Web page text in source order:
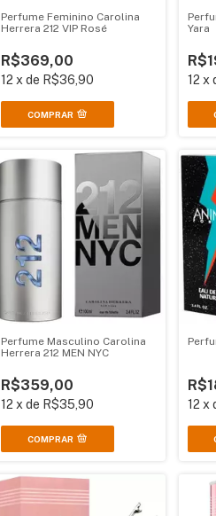
Perfume Feminino Carolina
Herrera 212 VIP Rosé
R$369,00
12 x de R$36,90
COMPRAR
Yara
12 x
Perfume Masculino Carolina
Herrera 212 MEN NYC
R$359,00
12 x de R$35,90
COMPRAR
12 x